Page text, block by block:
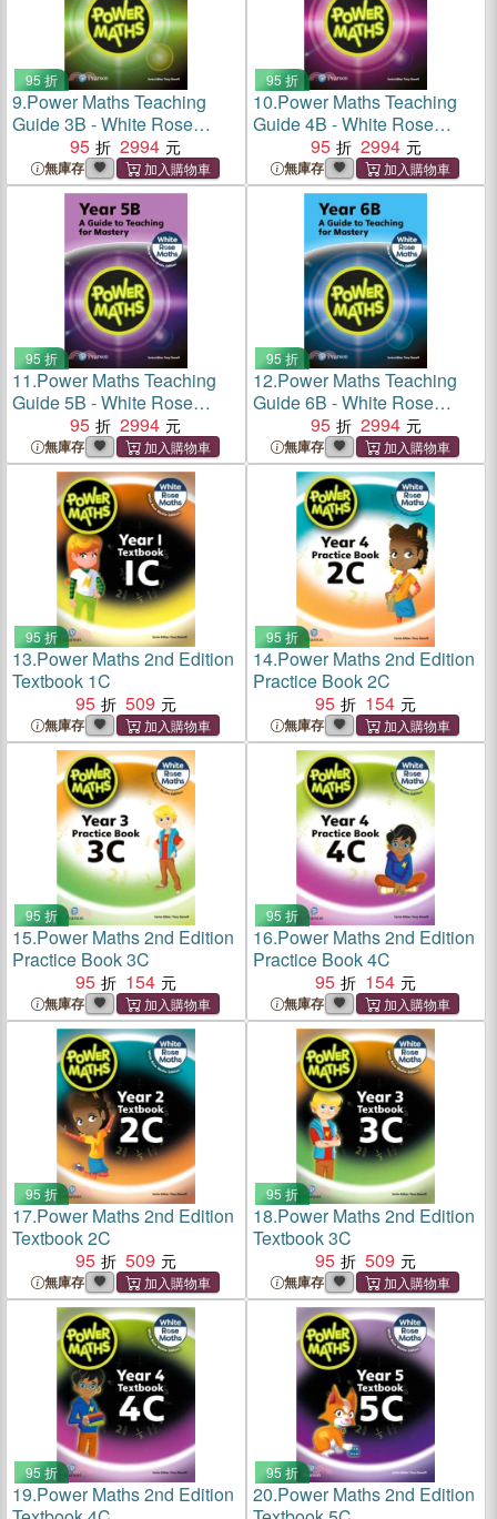
95 折
9.Power Maths Teaching
Guide 3B - White Rose
Maths edition
95 2994
無庫存
95 折
10.Power Maths Teaching
Guide 4B - White Rose
Maths edition
95 2994
無庫存
95 折
11.Power Maths Teaching
Guide 5B - White Rose
Maths edition
95 2994
無庫存
95 折
12.Power Maths Teaching
Guide 6B - White Rose
Maths edition
95 2994
無庫存
95 折
13.Power Maths 2nd Edition
Textbook 1C
95
509
無庫存
95 折
14.Power Maths 2nd Edition
Practice Book 2C
95
154
無庫存
95 折
15.Power Maths 2nd Edition
Practice Book 3C
95
154
無庫存
95 折
16.Power Maths 2nd Edition
Practice Book 4C
95
154
無庫存
95 折
17.Power Maths 2nd Edition
Textbook 2C
95
509
無庫存
95 折
18.Power Maths 2nd Edition
Textbook 3C
95
509
無庫存
95 折
19.Power Maths 2nd Edition
95 折
20.Power Maths 2nd Edition